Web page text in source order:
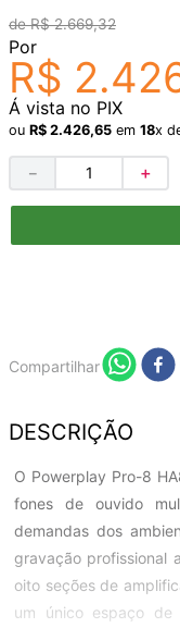
R$ 2.669,32
Por
R$ 2.
Á vista no PIX
ou R$ 2.426,65 em 18x
＋
－
Compartilhar
DESCRIÇÃO
O Powerplay Pro-8
fones de ouvido
demandas dos
gravação profissional
oito seções de
um único espaço de